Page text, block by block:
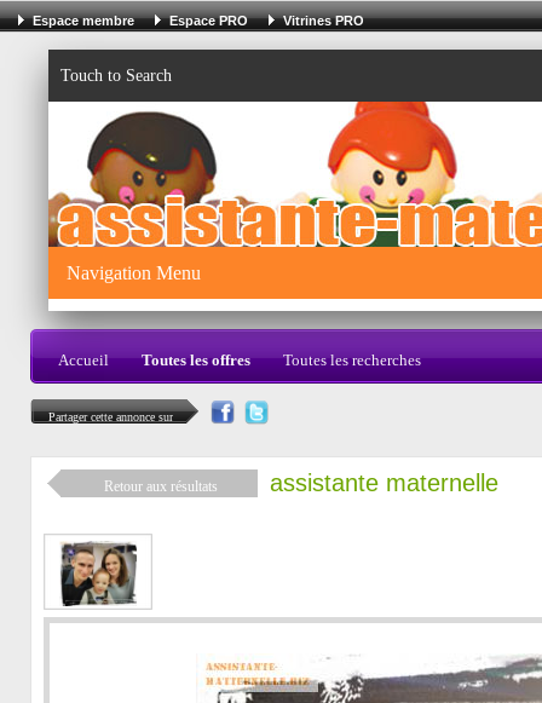
Espace membre Espace PRO Vitrines PRO
Touch to Search
Navigation Menu
Accueil Toutes les offres Toutes les recherches
Partager cette annonce sur
Retour aux résultats assistante maternelle